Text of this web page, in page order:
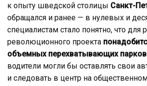
к опыту шведской столицы Санкт-
обращался и ранее — в нулевых и
специалистам стало понятно, что для
революционного проекта
объемных перехватывающих
водители могли бы оставлять свои
и следовать в центр на общественном